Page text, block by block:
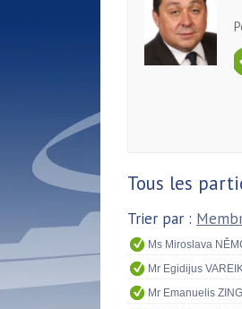
Tous les
Trier par :
Ms Miroslava
Mr Egidijus
Mr Emanuelis